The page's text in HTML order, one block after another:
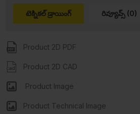
టెక్నికల్ డ్రాయింగ్ రివ్యూవ్స్ (0)
Product 2D PDF
Product 2D CAD
Product Image
Product Technical Image